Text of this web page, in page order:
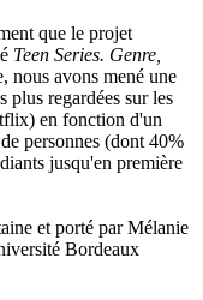
que le projet
Teen Series. Genre,
nous avons mené une
plus regardées sur les
en fonction d'un
personnes (dont 40%
jusqu'en première
et porté par Mélanie
Bordeaux